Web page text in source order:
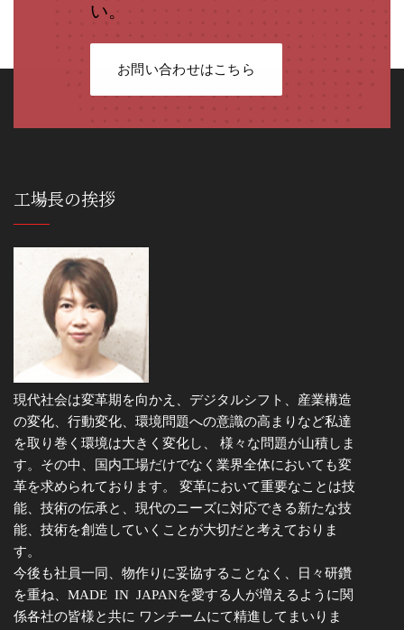
い。
お問い合わせはこちら
工場長の挨拶
現代社会は変革期を向かえ、デジタルシフト、産業構造
の変化、行動変化、環境問題への意識の高まりなど私達
を取り巻く環境は大きく変化し、 様々な問題が山積しま
す。その中、国内工場だけでなく業界全体においても変
革を求められております。 変革において重要なことは技
能、技術の伝承と、現代のニーズに対応できる新たな技
能、技術を創造していくことが大切だと考えておりま
す。
今後も社員一同、物作りに妥協することなく、日々研鑽
を重ね、MADE IN JAPANを愛する人が増えるように関
係各社の皆様と共に ワンチームにて精進してまいりま